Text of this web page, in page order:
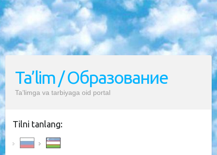
Ta’lim / Образование
Ta’limga va tarbiyaga oid portal
Tilni tanlang: